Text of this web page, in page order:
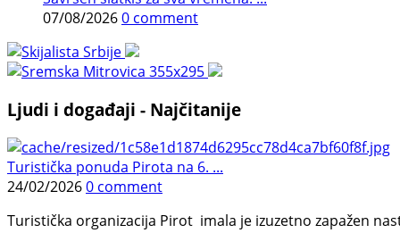
07/08/20260 comment
Ljudi i događaji - Najčitanije
Turistička ponuda Pirota na 6. ...
24/02/20260 comment
Turistička organizacija Pirot imala je izuzetno zapažen